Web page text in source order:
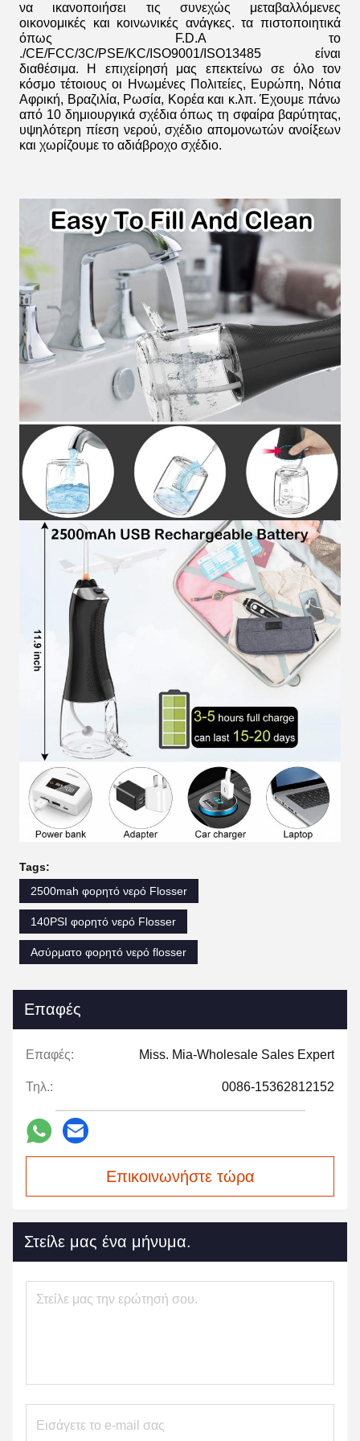
να ικανοποιήσει τις συνεχώς μεταβαλλόμενες
οικονομικές και κοινωνικές ανάγκες. τα πιστοποιητικά
όπως F.D.A το
./CE/FCC/3C/PSE/KC/ISO9001/ISO13485 είναι
διαθέσιμα. Η επιχείρησή μας επεκτείνω σε όλο τον
κόσμο τέτοιους οι Ηνωμένες Πολιτείες, Ευρώπη, Νότια
Αφρική, Βραζιλία, Ρωσία, Κορέα και κ.λπ. Έχουμε πάνω
από 10 δημιουργικά σχέδια όπως τη σφαίρα βαρύτητας,
υψηλότερη πίεση νερού, σχέδιο απομονωτών ανοίξεων
και χωρίζουμε το αδιάβροχο σχέδιο.
Tags:
2500mah φορητό νερό Flosser
140PSI φορητό νερό Flosser
Ασύρματο φορητό νερό flosser
Επαφές
Επαφές: Miss. Mia-Wholesale Sales Expert
Τηλ.: 0086-15362812152
Επικοινωνήστε τώρα
Στείλε μας ένα μήνυμα.